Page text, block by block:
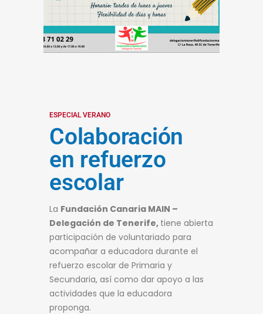
ESPECIAL VERANO
Colaboración
en refuerzo
escolar
La Fundación Canaria MAIN –
Delegación de Tenerife, tiene abierta
participación de voluntariado para
acompañar a educadora durante el
refuerzo escolar de Primaria y
Secundaria, así como dar apoyo a las
actividades que la educadora
proponga.